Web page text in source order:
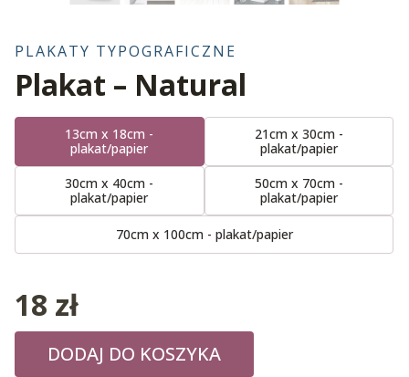
PLAKATY TYPOGRAFICZNE
Plakat – Natural
13cm x 18cm -
plakat/papier
21cm x 30cm -
plakat/papier
30cm x 40cm -
plakat/papier
50cm x 70cm -
plakat/papier
70cm x 100cm - plakat/papier
18 zł
DODAJ DO KOSZYKA